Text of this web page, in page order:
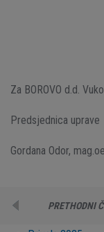
Za BOROVO d.d.
Predsjednica uprave
Gordana Odor,
PRETHODNI